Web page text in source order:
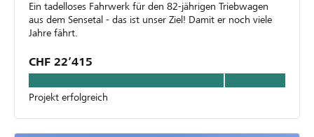
Ein tadelloses Fahrwerk für den 82-jährigen Triebwagen
aus dem Sensetal - das ist unser Ziel! Damit er noch viele
Jahre fährt.
CHF 22’415
Projekt erfolgreich